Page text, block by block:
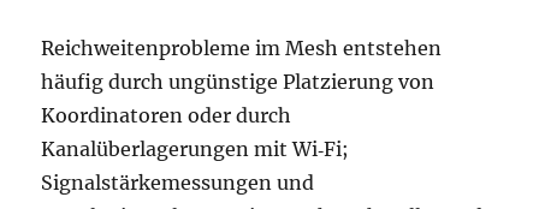
Reichweitenprobleme im Mesh entstehen
häufig durch ungünstige Platzierung von
Koordinatoren oder durch
Kanalüberlagerungen mit Wi‑Fi;
Signalstärkemessungen und